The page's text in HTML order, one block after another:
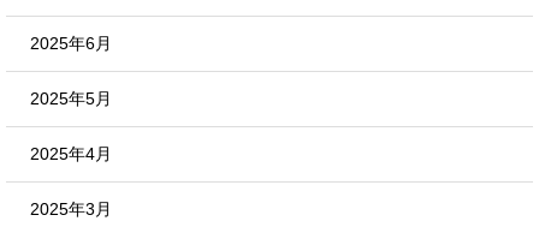
2025年6月
2025年5月
2025年4月
2025年3月